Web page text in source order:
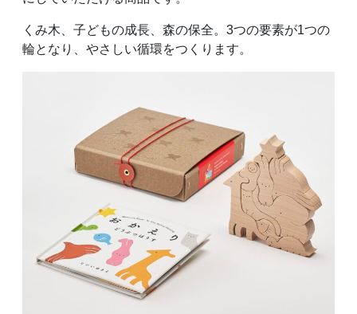
くみ木、子どもの成長、森の保全。3つの要素が1つの
輪となり、やさしい循環をつくります。